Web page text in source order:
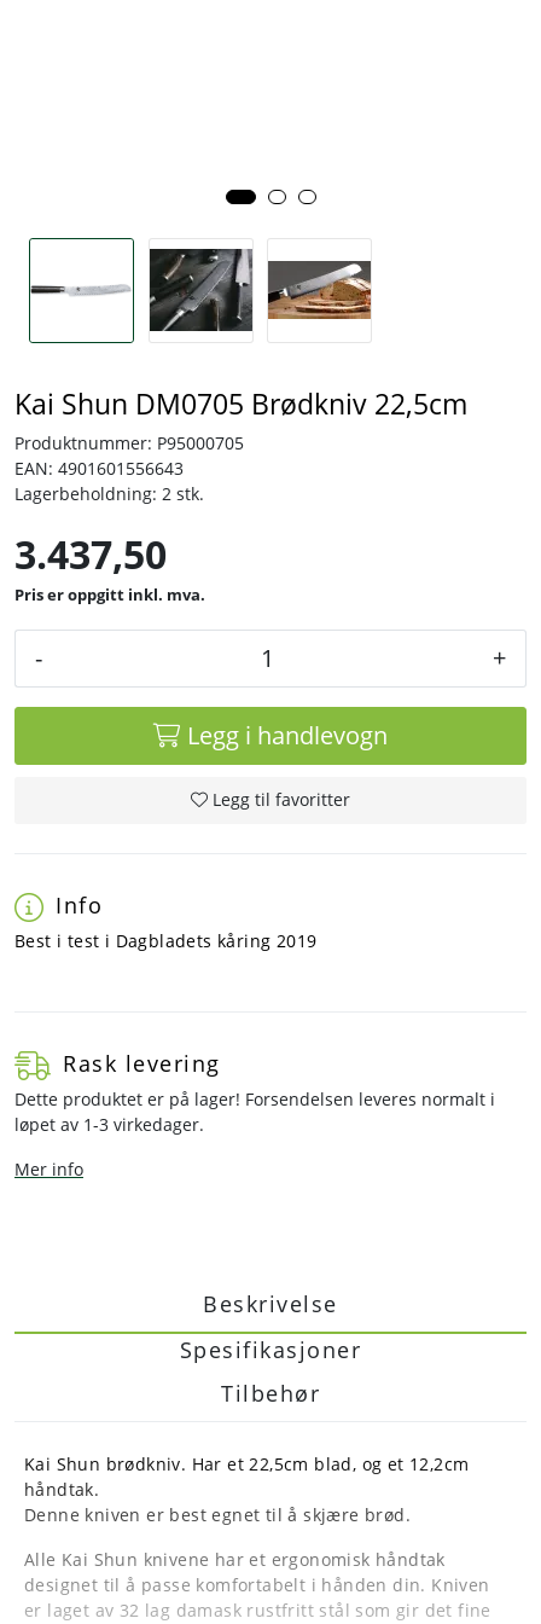
Kai Shun DM0705 Brødkniv 22,5cm
Produktnummer: P95000705
EAN: 4901601556643
Lagerbeholdning: 2 stk.
3.437,50
inkl. mva.
- +
Legg i handlevogn
Legg til favoritter
Beskrivelse
Spesifikasjoner
Tilbehør
Kai Shun brødkniv. Har et 22,5cm blad, og et 12,2cm
håndtak.
Denne kniven er best egnet til å skjære brød.
Alle Kai Shun knivene har et ergonomisk håndtak
designet til å passe komfortabelt i hånden din. Kniven
er laget av 32 lag damask rustfritt stål som gir det fine
Info
Best i test i Dagbladets kåring 2019
Rask levering
Dette produktet er på lager! Forsendelsen leveres normalt i
løpet av 1-3 virkedager.
Mer info